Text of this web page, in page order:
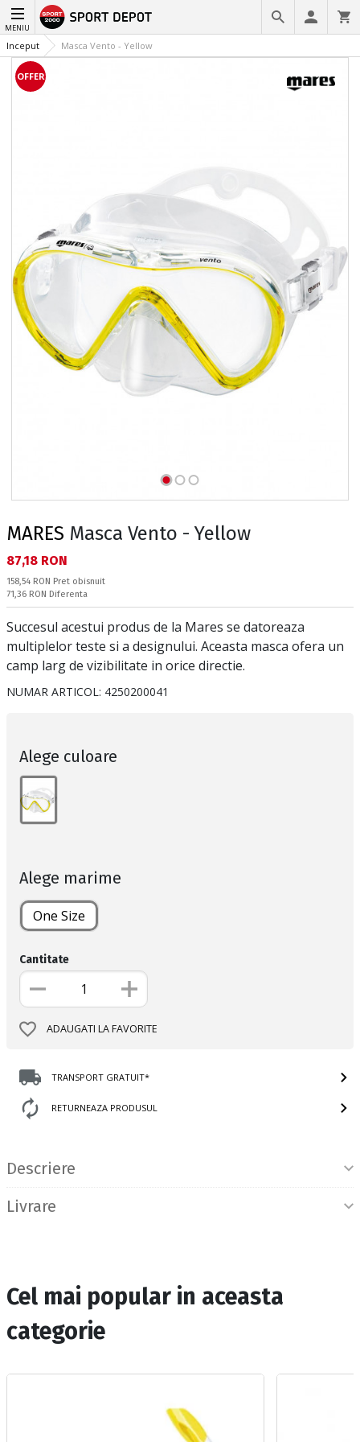
MENIU
Inceput Masca Vento - Yellow
OFFER
MARES Masca Vento - Yellow
Текуща цена:
87,18 RON
Pret obisnuit:
158,54 RON Pret obisnuit
Спестявате:
71,36 RON Diferenta
Succesul acestui produs de la Mares se datoreaza
multiplelor teste si a designului. Aceasta masca ofera un
camp larg de vizibilitate in orice directie.
NUMAR ARTICOL: 4250200041
Alege culoare
Alege marime
One Size
Cantitate
ADAUGATI LA FAVORITE
TRANSPORT GRATUIT*
RETURNEAZA PRODUSUL
Descriere
Livrare
Cel mai popular in aceasta
categorie